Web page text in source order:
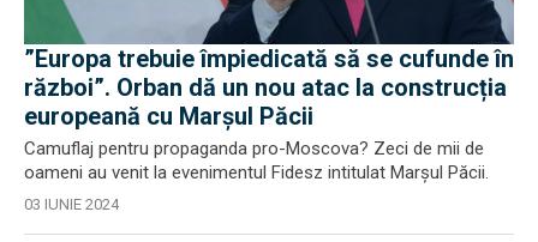
”Europa trebuie împiedicată să se cufunde în
război”. Orban dă un nou atac la construcția
europeană cu Marșul Păcii
Camuflaj pentru propaganda pro-Moscova? Zeci de mii de
oameni au venit la evenimentul Fidesz intitulat Marșul Păcii.
03 IUNIE 2024